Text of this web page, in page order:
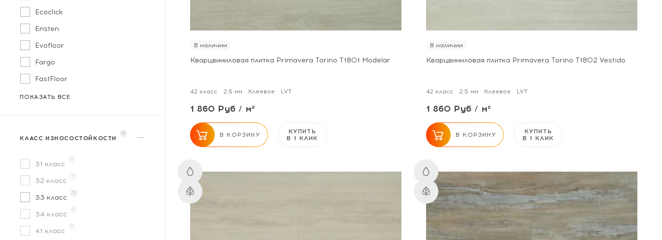
Ecoclick
Ensten
Evofloor
Fargo
FastFloor
Fine Floor
Forbo Eurocol
Home Expert
Icon Floor
Ideal Flooring
Laminext
ПОКАЗАТЬ ВСЕ
КЛАСС ИЗНОСОСТОЙКОСТИ
?
31 класс
?
32 класс
?
33 класс
?
34 класс
?
41 класс
?
В наличии
Кварцвиниловая плитка Primavera Torino T1801 Modelar
42 класс 2.5 мм Клеевое LVT
1 860 Руб / м²
В КОРЗИНУ
КУПИТЬ
В 1 КЛИК
В наличии
Кварцвиниловая плитка Primavera Torino T1802 Vestido
42 класс 2.5 мм Клеевое LVT
1 860 Руб / м²
В КОРЗИНУ
КУПИТЬ
В 1 КЛИК